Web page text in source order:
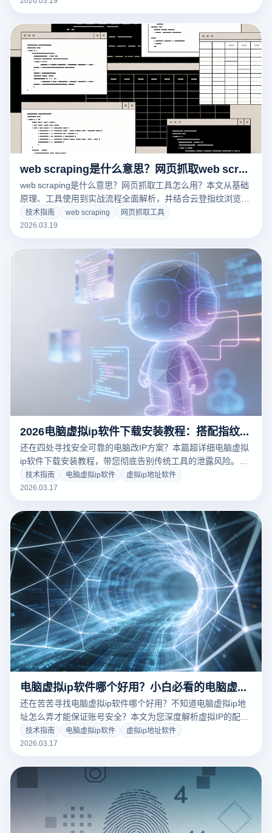
web scraping是什么意思？网页抓取web scraping工具怎么用？
web scraping是什么意思？网页抓取工具怎么用？本文从基础
原理、工具使用到实战流程全面解析，并结合云登指纹浏览器
讲解如何解决IP限制、账号关联与指纹识别问题，帮助SEO与
跨境从业者实现更高效、更安全、更稳定的数据采集与自动化
技术指南 web scraping
网页抓取工具
2026.03.19
2026电脑虚拟ip软件下载安装教程：搭配指纹浏览器实现多开零封号风险
还在四处寻找安全可靠的电脑改IP方案？本篇超详细电脑虚拟
ip软件下载安装教程，带您彻底告别传统工具的泄露风险。结
合云登指纹浏览器顶级的WebRTC防泄漏与硬件级伪装技术，
手把手教您配置纯净网络环境，轻松玩转跨境多账号运营。立
技术指南 电脑虚拟ip软件
虚拟ip地址软件
2026.03.17
电脑虚拟ip软件哪个好用？小白必看的电脑虚拟ip地址怎么弄实操指南
还在苦苦寻找电脑虚拟ip软件哪个好用？不知道电脑虚拟ip地
址怎么弄才能保证账号安全？本文为您深度解析虚拟IP的配置
原理，并结合云登指纹浏览器硬核的网络隔离与防关联技术，
教您一键实现多账号安全运营。告别封号焦虑，跨境电商、社
技术指南 电脑虚拟ip软件
虚拟ip地址软件
2026.03.17